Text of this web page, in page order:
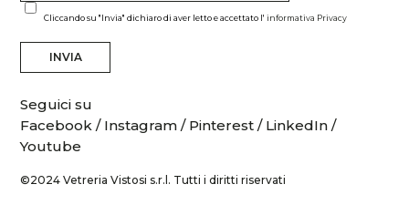
Cliccando su "Invia" dichiaro di aver letto e accettato l'informativa Privacy
INVIA
©2024 Vetreria Vistosi s.r.l. Tutti i diritti riservati
Seguici su
Facebook/ Instagram / Pinterest / LinkedIn /
Youtube